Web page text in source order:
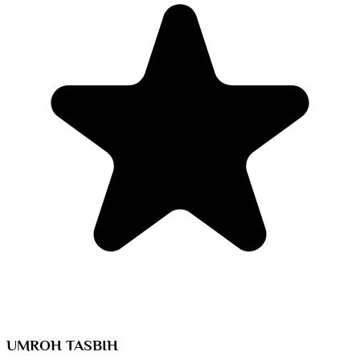
UMROH TASBIH